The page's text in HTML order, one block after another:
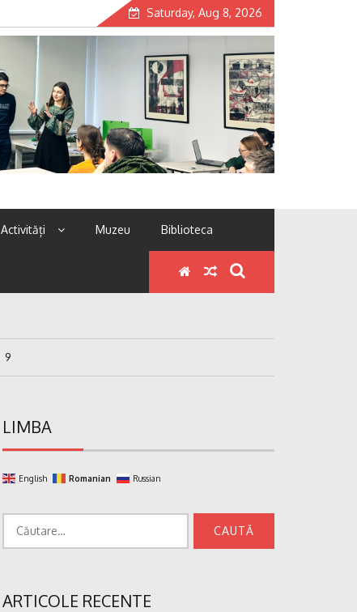
Saturday, Aug 8, 2026
Activități Muzeu Biblioteca
9
LIMBA
English Romanian Russian
ARTICOLE RECENTE